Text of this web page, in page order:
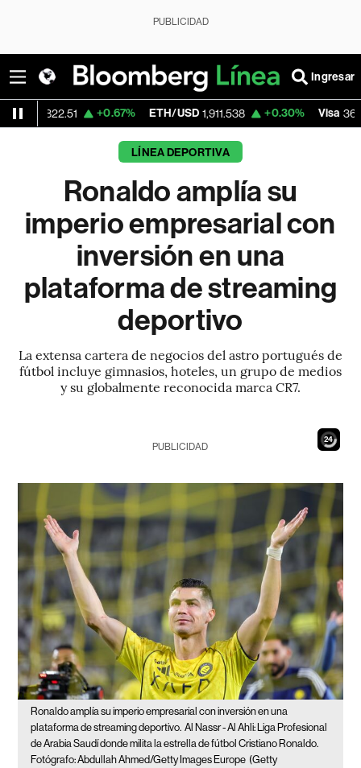
PUBLICIDAD
Ingresar
+0.67% ETH/USD 1,911.538 +0.30% Visa 363.945 -
LÍNEA DEPORTIVA
Ronaldo amplía su
imperio empresarial con
inversión en una
plataforma de streaming
deportivo
La extensa cartera de negocios del astro portugués de
fútbol incluye gimnasios, hoteles, un grupo de medios
y su globalmente reconocida marca CR7.
22
PUBLICIDAD
Ronaldo amplía su imperio empresarial con inversión en una
plataforma de streaming deportivo. Al Nassr - Al Ahli: Liga Profesional
de Arabia Saudí donde milita la estrella de fútbol Cristiano Ronaldo.
Fotógrafo: Abdullah Ahmed/Getty Images Europe (Getty